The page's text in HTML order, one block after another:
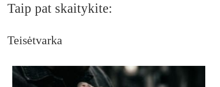
Taip pat skaitykite:
Teisėtvarka